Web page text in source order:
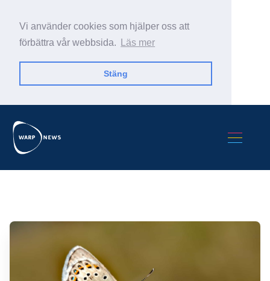
Vi använder cookies som hjälper oss att
förbättra vår webbsida.
Läs mer
Stäng